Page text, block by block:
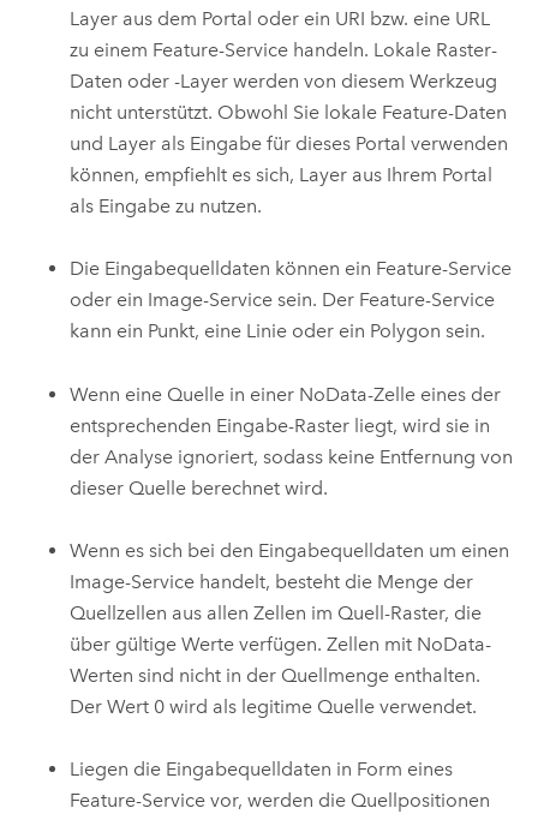
Layer aus dem Portal oder ein URI bzw. eine URL
zu einem Feature-Service handeln. Lokale Raster-
Daten oder -Layer werden von diesem Werkzeug
nicht unterstützt. Obwohl Sie lokale Feature-Daten
und Layer als Eingabe für dieses Portal verwenden
können, empfiehlt es sich, Layer aus Ihrem Portal
als Eingabe zu nutzen.
Die Eingabequelldaten können ein Feature-Service
oder ein Image-Service sein. Der Feature-Service
kann ein Punkt, eine Linie oder ein Polygon sein.
Wenn eine Quelle in einer NoData-Zelle eines der
entsprechenden Eingabe-Raster liegt, wird sie in
der Analyse ignoriert, sodass keine Entfernung von
dieser Quelle berechnet wird.
Wenn es sich bei den Eingabequelldaten um einen
Image-Service handelt, besteht die Menge der
Quellzellen aus allen Zellen im Quell-Raster, die
über gültige Werte verfügen. Zellen mit NoData-
Werten sind nicht in der Quellmenge enthalten.
Der Wert 0 wird als legitime Quelle verwendet.
Liegen die Eingabequelldaten in Form eines
Feature-Service vor, werden die Quellpositionen